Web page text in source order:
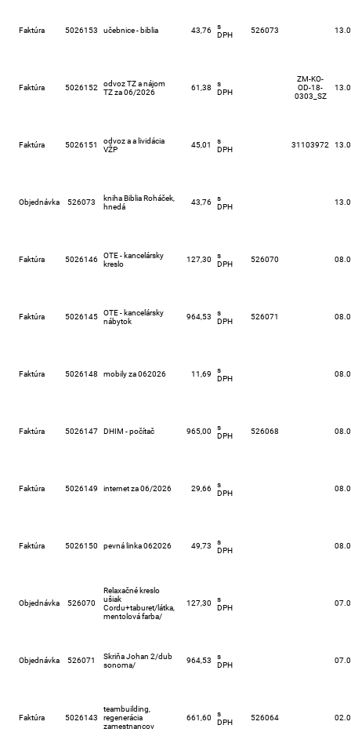
Faktúra 5026153 učebnice - biblia 43,76
s
DPH
526073
Faktúra 5026152
odvoz TZ a nájom
TZ za 06/2026
61,38
s
DPH
ZM-KO-
OD-18-
0303_SZ
Faktúra 5026151
odvoz a a lividácia
VŽP
45,01
s
DPH
31103972
Objednávka 526073
kniha Biblia Roháček,
hnedá
43,76
s
DPH
Faktúra 5026146
OTE - kancelársky
kreslo
127,30
s
DPH
526070
Faktúra 5026145
OTE - kancelársky
nábytok
964,53
s
DPH
526071
Faktúra 5026148 mobily za 062026 11,69
s
DPH
Faktúra 5026147 DHIM - počítač 965,00
s
DPH
526068
Faktúra 5026149 internet za 06/2026 29,66
s
DPH
Faktúra 5026150 pevná linka 062026 49,73
s
DPH
Objednávka 526070
Relaxačné kreslo
ušiak
Cordu+taburet/látka,
mentolová farba/
127,30
s
DPH
Objednávka 526071
Skriňa Johan 2/dub
sonoma/
964,53
s
DPH
Faktúra 5026143
teambuilding,
regenerácia
zamestnancov
661,60
s
DPH
526064